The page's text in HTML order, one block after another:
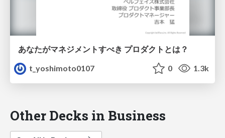
あなたがマネジメントすべき プロダクトとは？
t_yoshimoto0107
0 1.3k
Other Decks in Business